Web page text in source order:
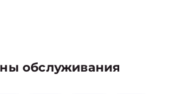
обслуживания